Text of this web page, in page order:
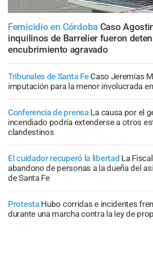
Femicidio en Córdoba Caso
inquilinos de Barrelier fueron
encubrimiento agravado
Tribunales de Santa Fe Caso Jeremías
imputación para la menor involucrada
Conferencia de prensa La causa por el
incendiado podría extenderse a otros
clandestinos
El cuidador recuperó la libertad La
abandono de personas a la dueña del
de Santa Fe
Protesta Hubo corridas e incidentes
durante una marcha contra la ley de